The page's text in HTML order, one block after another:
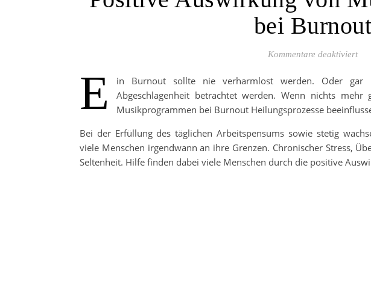
bei Burnout
Kommentare deaktiviertfür
E
in Burnout sollte nie verharmlost werden. Oder gar
Abgeschlagenheit betrachtet werden. Wenn nichts
Musikprogrammen bei Burnout Heilungsprozesse
Bei der Erfüllung des täglichen Arbeitspensums sowie stetig
viele Menschen irgendwann an ihre Grenzen. Chronischer Stress,
Seltenheit. Hilfe finden dabei viele Menschen durch die positive